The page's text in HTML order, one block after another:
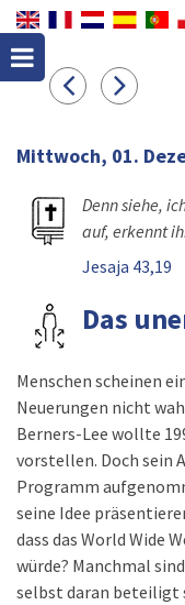
Mittwoch, 01.
Denn siehe,
auf, erkennt
Jesaja 43,19
Das
Menschen scheinen
Neuerungen nicht
Berners-Lee wollte
vorstellen. Doch sein
Programm
seine Idee
dass das World Wide
würde? Manchmal
selbst daran beteiligt